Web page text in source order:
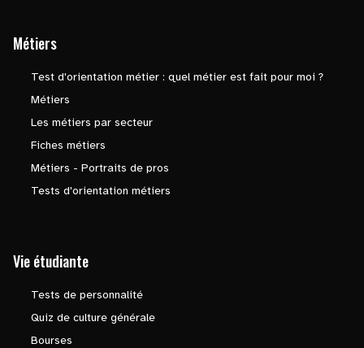
Métiers
Test d'orientation métier : quel métier est fait pour moi ?
Métiers
Les métiers par secteur
Fiches métiers
Métiers - Portraits de pros
Tests d'orientation métiers
Vie étudiante
Tests de personnalité
Quiz de culture générale
Bourses